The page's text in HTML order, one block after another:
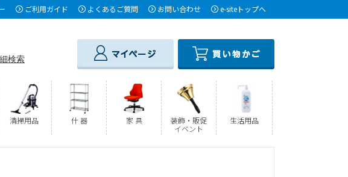
ご利用ガイド よくあるご質問 お問い合わせ e-siteトップへ
検索
清掃用品 什 器 家 具
装飾・販促
イベント
生活用品